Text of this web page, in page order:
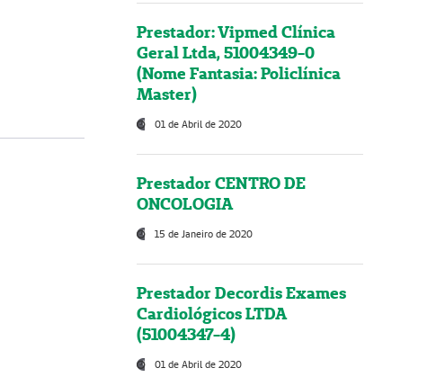
Prestador: Vipmed Clínica
Geral Ltda, 51004349-0
(Nome Fantasia: Policlínica
Master)
01 de Abril de 2020
Prestador CENTRO DE
ONCOLOGIA
15 de Janeiro de 2020
Prestador Decordis Exames
Cardiológicos LTDA
(51004347-4)
01 de Abril de 2020